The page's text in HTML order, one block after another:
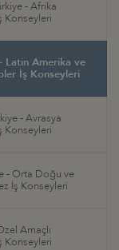
- Afrika
Konseyleri
Latin Amerika ve
İş Konseyleri
- Avrasya
Konseyleri
- Orta Doğu ve
İş Konseyleri
Amaçlı
Konseyleri